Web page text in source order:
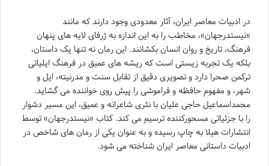
در ادبیات معاصر ایران، آثار معدودی وجود دارند که مانند
«نیستدرجهان»، مخاطب را به این اندازه به ژرفای لایه های پنهان
فرهنگ، تاریخ و روان انسان بکشانند. این رمان نه تنها یک داستان،
بلکه یک تجربه زیستی است که ریشه های عمیق در فرهنگ ایلیاتی
ترکمن صحرا دارد و تصویری دقیق از تقابل سنت و مدرنیته، ایل و
شهر، و مفهوم حافظه و فراموشی را پیش روی خواننده می گشاید.
محمداسماعیل حاجی علیان با نثری شاعرانه و عمیق، این مسیر دشوار
را با جزئیاتی مسحورکننده ترسیم می کند. کتاب «نیستدرجهان» توسط
انتشارات هیلا به چاپ رسیده و به عنوان یکی از رمان های شاخص در
ادبیات داستانی معاصر ایران شناخته می شود.